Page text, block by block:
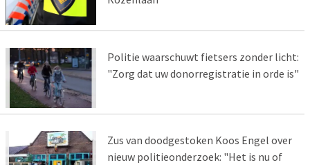
Politie waarschuwt fietsers zonder licht:
"Zorg dat uw donorregistratie in orde is"
Zus van doodgestoken Koos Engel over
nieuw politieonderzoek: "Het is nu of